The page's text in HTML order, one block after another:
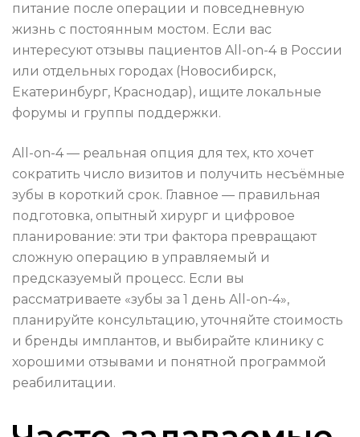
питание после операции и повседневную
жизнь с постоянным мостом. Если вас
интересуют отзывы пациентов All-on-4 в России
или отдельных городах (Новосибирск,
Екатеринбург, Краснодар), ищите локальные
форумы и группы поддержки.
All-on-4 — реальная опция для тех, кто хочет
сократить число визитов и получить несъёмные
зубы в короткий срок. Главное — правильная
подготовка, опытный хирург и цифровое
планирование: эти три фактора превращают
сложную операцию в управляемый и
предсказуемый процесс. Если вы
рассматриваете «зубы за 1 день All-on-4»,
планируйте консультацию, уточняйте стоимость
и бренды имплантов, и выбирайте клинику с
хорошими отзывами и понятной программой
реабилитации.